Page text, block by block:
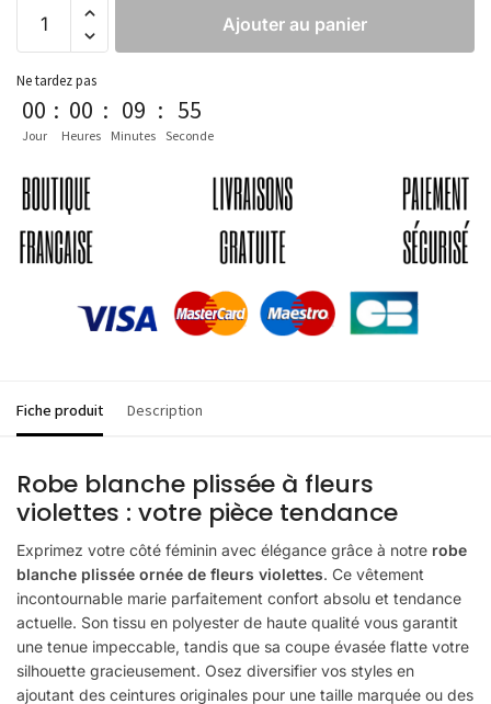
Ajouter au panier
Ne tardez pas
00
Jour
: 00
Heures
: 09
Minutes
: 54
Seconde
Fiche produit Description
Robe blanche plissée à fleurs
violettes : votre pièce tendance
Exprimez votre côté féminin avec élégance grâce à notre robe
blanche plissée ornée de fleurs violettes. Ce vêtement
incontournable marie parfaitement confort absolu et tendance
actuelle. Son tissu en polyester de haute qualité vous garantit
une tenue impeccable, tandis que sa coupe évasée flatte votre
silhouette gracieusement. Osez diversifier vos styles en
ajoutant des ceintures originales pour une taille marquée ou des